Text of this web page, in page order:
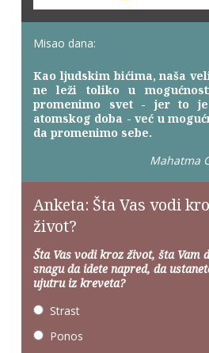
Misao dana:
Kao ljudskim bićima, naša
ne leži toliko u
promenimo svet - jer to
atomskog doba - već u
da promenimo sebe.
Mahatma
Anketa: Šta Vas vodi
život?
Šta Vas vodi kroz život, šta Vam
snagu da idete napred, da
ujutru iz kreveta?
Strast
Ponos